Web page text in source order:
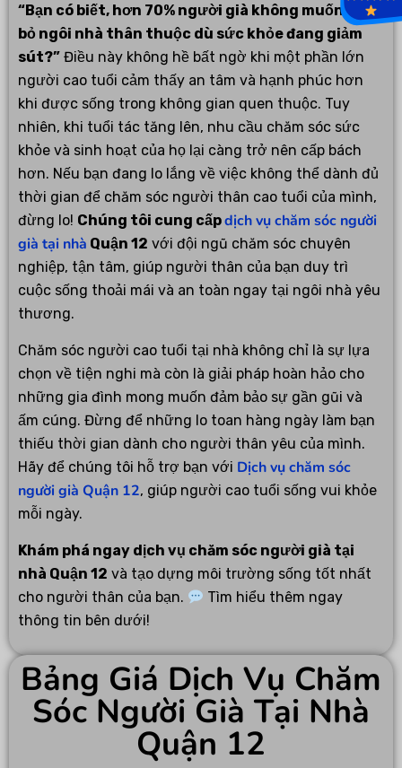
“Bạn có biết, hơn 70% người già không muốn rời
bỏ ngôi nhà thân thuộc dù sức khỏe đang giảm
sút?” Điều này không hề bất ngờ khi một phần lớn
người cao tuổi cảm thấy an tâm và hạnh phúc hơn
khi được sống trong không gian quen thuộc. Tuy
nhiên, khi tuổi tác tăng lên, nhu cầu chăm sóc sức
khỏe và sinh hoạt của họ lại càng trở nên cấp bách
hơn. Nếu bạn đang lo lắng về việc không thể dành đủ
thời gian để chăm sóc người thân cao tuổi của mình,
đừng lo! Chúng tôi cung cấpdịch vụ chăm sóc người
già tại nhà Quận 12 với đội ngũ chăm sóc chuyên
nghiệp, tận tâm, giúp người thân của bạn duy trì
cuộc sống thoải mái và an toàn ngay tại ngôi nhà yêu
thương.
Chăm sóc người cao tuổi tại nhà không chỉ là sự lựa
chọn về tiện nghi mà còn là giải pháp hoàn hảo cho
những gia đình mong muốn đảm bảo sự gần gũi và
ấm cúng. Đừng để những lo toan hàng ngày làm bạn
thiếu thời gian dành cho người thân yêu của mình.
Hãy để chúng tôi hỗ trợ bạn với Dịch vụ chăm sóc
người già Quận 12, giúp người cao tuổi sống vui khỏe
mỗi ngày.
Khám phá ngay dịch vụ chăm sóc người già tại
nhà Quận 12 và tạo dựng môi trường sống tốt nhất
cho người thân của bạn.
Tìm hiểu thêm ngay
thông tin bên dưới!
Bảng Giá Dịch Vụ Chăm
Sóc Người Già Tại Nhà
Quận 12